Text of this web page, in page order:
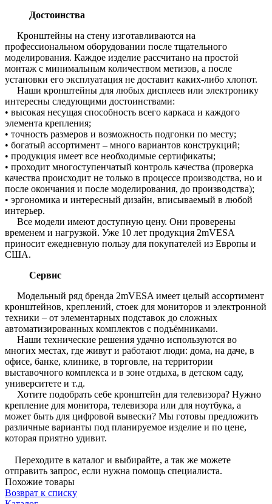
Достоинства
Кронштейны на стену изготавливаются на
профессиональном оборудовании после тщательного
моделирования. Каждое изделие рассчитано на простой
монтаж с минимальным количеством метизов, а после
установки его эксплуатация не доставит каких-либо хлопот.
Наши кронштейны для любых дисплеев или электронику
интересны следующими достоинствами:
• высокая несущая способность всего каркаса и каждого
элемента крепления;
• точность размеров и возможность подгонки по месту;
• богатый ассортимент – много вариантов конструкций;
• продукция имеет все необходимые сертификаты;
• проходит многоступенчатый контроль качества (проверка
качества происходит не только в процессе производства, но и
после окончания и после моделирования, до производства);
• эргономика и интересный дизайн, вписываемый в любой
интерьер.
Все модели имеют доступную цену. Они проверены
временем и нагрузкой. Уже 10 лет продукция 2mVESA
приносит ежедневную пользу для покупателей из Европы и
США.
Сервис
Модельный ряд бренда 2mVESA имеет целый ассортимент
кронштейнов, креплений, стоек для мониторов и электронной
техники – от элементарных подставок до сложных
автоматизированных комплектов с подъёмниками.
Наши технические решения удачно используются во
многих местах, где живут и работают люди: дома, на даче, в
офисе, банке, клинике, в торговле, на территории
выставочного комплекса и в зоне отдыха, в детском саду,
университете и т.д.
Хотите подобрать себе кронштейн для телевизора? Нужно
крепление для монитора, телевизора или для ноутбука, а
может быть для цифровой вывески? Мы готовы предложить
различные варианты под планируемое изделие и по цене,
которая приятно удивит.
Переходите в каталог и выбирайте, а так же можете
отправить запрос, если нужна помощь специалиста.
Похожие товары
Возврат к списку